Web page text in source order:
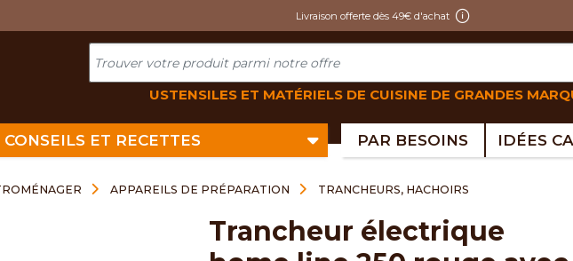
Livraison offerte dès 49€ d'achat
USTENSILES ET MATÉRIELS DE CUISINE DE GRANDES
CONSEILS ET RECETTES PAR BESOINS
APPAREILS DE PRÉPARATION TRANCHEURS, HACHOIRS
trancheur électrique